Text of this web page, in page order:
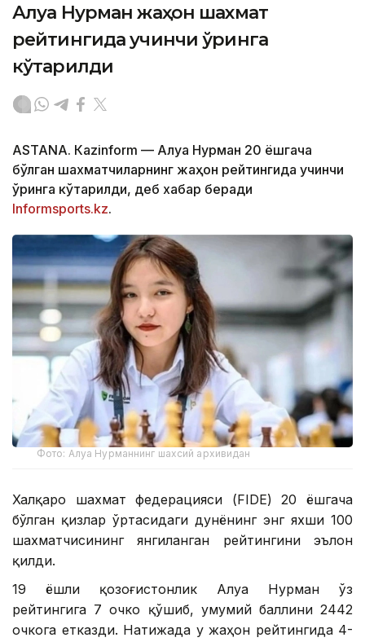
Алуа Нурман жаҳон шахмат
рейтингида учинчи ўринга
кўтарилди
ASTANА. Кazinform — Алуа Нурман 20 ёшгача
бўлган шахматчиларнинг жаҳон рейтингида учинчи
ўринга кўтарилди, деб хабар беради
Informsports.kz.
Фото: Алуа Нурманнинг шахсий архивидан
Халқаро шахмат федерацияси (FIDE) 20 ёшгача
бўлган қизлар ўртасидаги дунёнинг энг яхши 100
шахматчисининг янгиланган рейтингини эълон
қилди.
19 ёшли қозоғистонлик Алуа Нурман ўз
рейтингига 7 очко қўшиб, умумий баллини 2442
очкога етказди. Натижада у жаҳон рейтингида 4-